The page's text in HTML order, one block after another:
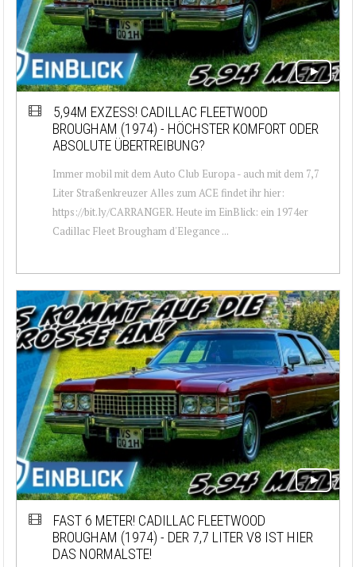
5,94M EXZESS! CADILLAC FLEETWOOD
BROUGHAM (1974) - HÖCHSTER KOMFORT ODER
ABSOLUTE ÜBERTREIBUNG?
Immer mobil mit dem Auto Club Europa - auch mit dem 7,7
Liter Straßenkreuzer Alles zum ACE findet ihr hier:
https://bit.ly/CARRANGER. Heute im EinBlick: ein 1974er
Cadillac Fleet Brougham d'Elegance ...
FAST 6 METER! CADILLAC FLEETWOOD
BROUGHAM (1974) - DER 7,7 LITER V8 IST HIER
DAS NORMALSTE!